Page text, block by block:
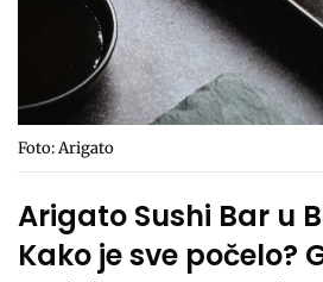
Foto: Arigato
Arigato Sushi Bar u
Kako je sve počelo?